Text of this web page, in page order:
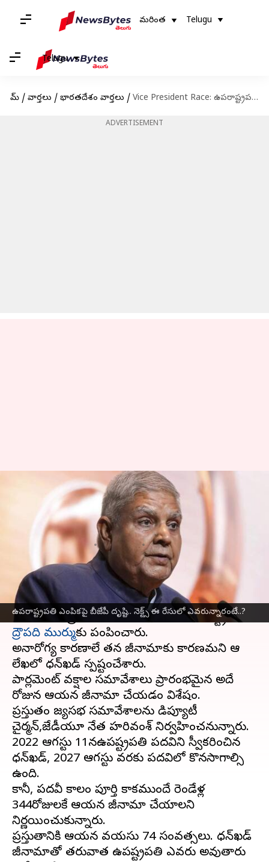
మరింత Telugu
Telugu
హోమ్ / వార్తలు / భారతదేశం వార్తలు / Vice President Race: ఉపరాష్ట్రపతి ఎంపికపై బీజేపీ దృష్టి.. నెక్ట్స్ ఈ రేసులో ఎవరున్నారంటే..?
ADVERTISEMENT
ఉపరాష్ట్రపతి ఎంపికపై బీజేపీ దృష్టి.. నెక్ట్స్ ఈ రేసులో ఎవరున్నారంటే..?
Vice President Race: ఉపరాష్ట్రపతి
ఎంపికపై బీజేపీ దృష్టి.. నెక్ట్స్ ఈ
రేసులో ఎవరున్నారంటే..?
Jul 22, 2025 09:49 am
ఈ వార్తాకథనం ఏంటి
ఉపరాష్ట్రపతి పదవికిజగదీప్ ధన్కర్రాజీనామా చేశారు.
సోమవారం రాత్రి ఆయన తన రాజీనామా లేఖను రాష్ట్రపతి
ద్రౌపది ముర్ముకు పంపించారు.
అనారోగ్య కారణాలే తన రాజీనామాకు కారణమని ఆ
లేఖలో ధన్‌ఖడ్ స్పష్టంచేశారు.
పార్లమెంట్ వర్షాకాల సమావేశాలు ప్రారంభమైన అదే
రోజున ఆయన రాజీనామా చేయడం విశేషం.
ప్రస్తుతం రాజ్యసభ సమావేశాలను డిప్యూటీ
చైర్మన్,జేడీయూ నేత హరివంశ్ నిర్వహించనున్నారు.
2022 ఆగస్టు 11నఉపరాష్ట్రపతి పదవిని స్వీకరించిన
ధన్‌ఖడ్, 2027 ఆగస్టు వరకు పదవిలో కొనసాగాల్సి
ఉంది.
కానీ, పదవీ కాలం పూర్తి కాకముందే రెండేళ్ల
344రోజులకే ఆయన రాజీనామా చేయాలని
నిర్ణయించుకున్నారు.
ప్రస్తుతానికి ఆయన వయసు 74 సంవత్సరాలు. ధన్‌ఖడ్
రాజీనామాతో తరువాత ఉపరాష్ట్రపతి ఎవరు అవుతారు